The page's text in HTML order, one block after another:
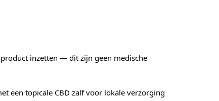
inzetten — dit zijn geen medische
een topicale CBD zalf voor lokale verzorging